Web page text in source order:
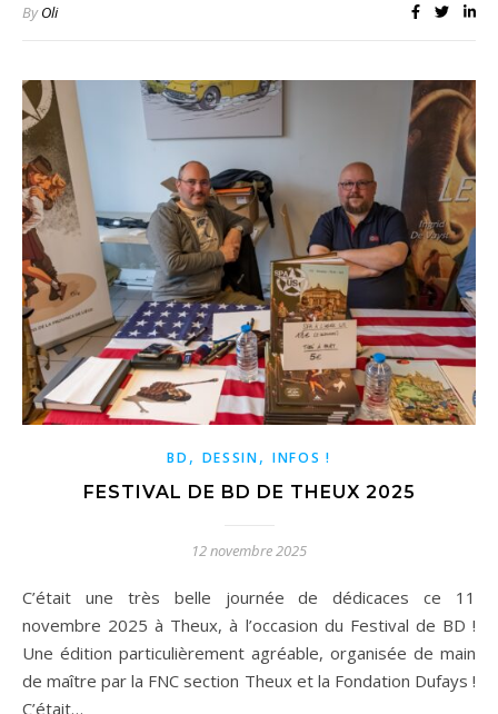
ByOli
BD , DESSIN, INFOS !
FESTIVAL DE BD DE THEUX 2025
12 novembre 2025
C’était une très belle journée de dédicaces ce 11
novembre 2025 à Theux, à l’occasion du Festival de BD !
Une édition particulièrement agréable, organisée de main
de maître par la FNC section Theux et la Fondation Dufays !
C’était…